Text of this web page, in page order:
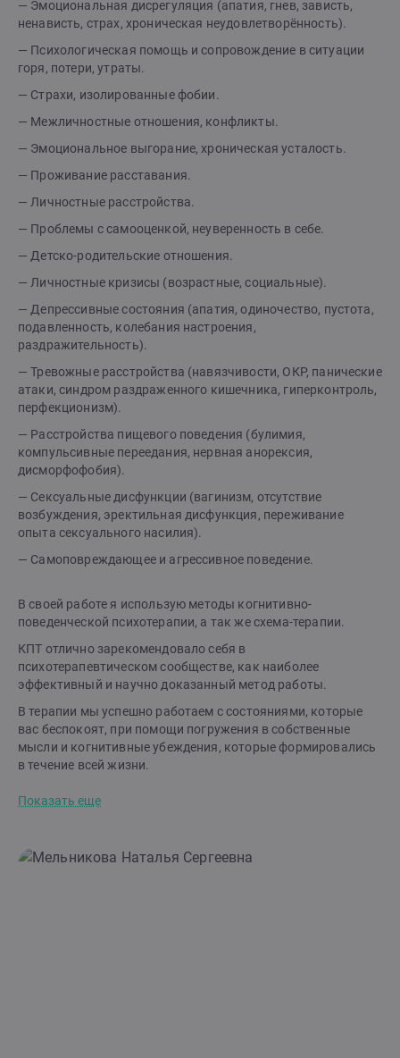
— Эмоциональная дисрегуляция (апатия, гнев, зависть,
ненависть, страх, хроническая неудовлетворённость).
— Психологическая помощь и сопровождение в ситуации
горя, потери, утраты.
— Страхи, изолированные фобии.
— Межличностные отношения, конфликты.
— Эмоциональное выгорание, хроническая усталость.
— Проживание расставания.
— Личностные расстройства.
— Проблемы с самооценкой, неуверенность в себе.
— Детско-родительские отношения.
— Личностные кризисы (возрастные, социальные).
— Депрессивные состояния (апатия, одиночество, пустота,
подавленность, колебания настроения,
раздражительность).
— Тревожные расстройства (навязчивости, ОКР, панические
атаки, синдром раздраженного кишечника, гиперконтроль,
перфекционизм).
— Расстройства пищевого поведения (булимия,
компульсивные переедания, нервная анорексия,
дисморфофобия).
— Сексуальные дисфункции (вагинизм, отсутствие
возбуждения, эректильная дисфункция, переживание
опыта сексуального насилия).
— Самоповреждающее и агрессивное поведение.
В своей работе я использую методы когнитивно-
поведенческой психотерапии, а так же схема-терапии.
КПТ отлично зарекомендовало себя в
психотерапевтическом сообществе, как наиболее
эффективный и научно доказанный метод работы.
В терапии мы успешно работаем с состояниями, которые
вас беспокоят, при помощи погружения в собственные
мысли и когнитивные убеждения, которые формировались
в течение всей жизни.
Показать еще